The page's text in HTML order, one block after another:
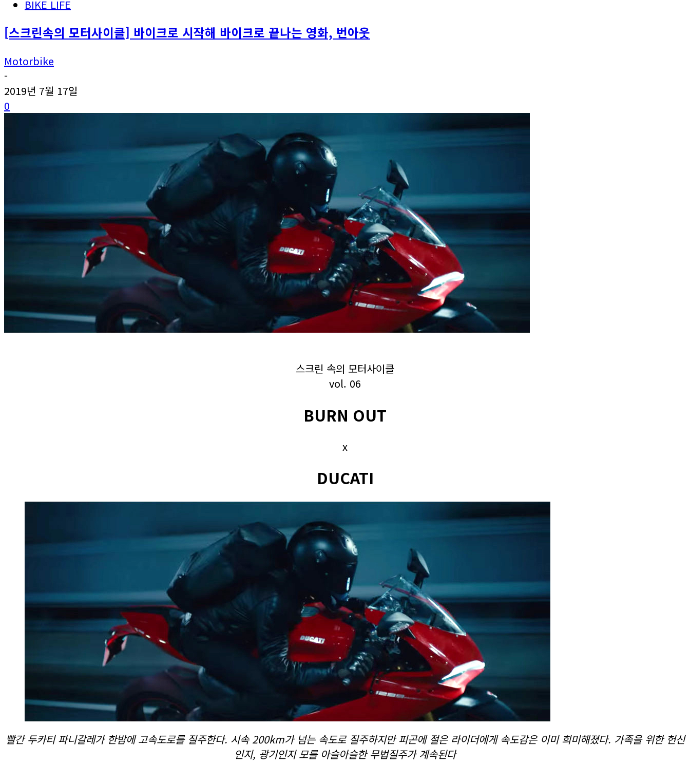
BIKE LIFE
[스크린속의 모터사이클] 바이크로 시작해 바이크로 끝나는 영화, 번아웃
Motorbike
-
2019년 7월 17일
0
스크린 속의 모터사이클
vol. 06
BURN OUT
x
DUCATI
빨간 두카티 파니갈레가 한밤에 고속도로를 질주한다. 시속 200km가 넘는 속도로 질주하지만 피곤에 절은 라이더에게 속도감은 이미 희미해졌다. 가족을 위한 헌신
인지, 광기인지 모를 아슬아슬한 무법질주가 계속된다